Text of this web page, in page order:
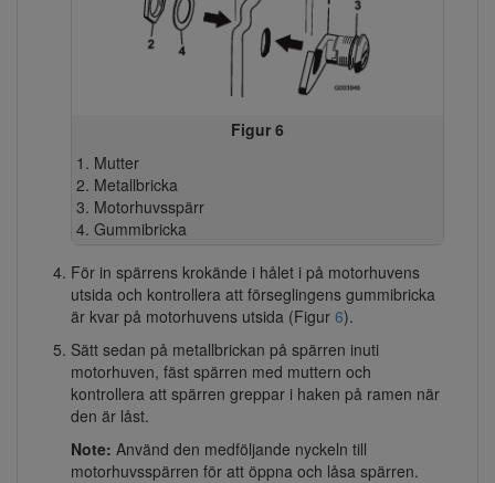
Figur 6
Mutter
Metallbricka
Motorhuvsspärr
Gummibricka
För in spärrens krokände i hålet i på motorhuvens
utsida och kontrollera att förseglingens gummibricka
är kvar på motorhuvens utsida (Figur 6).
Sätt sedan på metallbrickan på spärren inuti
motorhuven, fäst spärren med muttern och
kontrollera att spärren greppar i haken på ramen när
den är låst.
Note: Använd den medföljande nyckeln till
motorhuvsspärren för att öppna och låsa spärren.